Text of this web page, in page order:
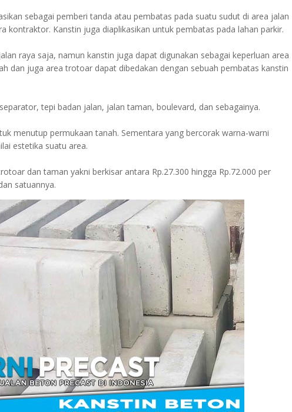
sebagai pemberi tanda atau pembatas pada suatu sudut di area jalan
kontraktor. Kanstin juga diaplikasikan untuk pembatas pada lahan parkir.
raya saja, namun kanstin juga dapat digunakan sebagai keperluan area
dan juga area trotoar dapat dibedakan dengan sebuah pembatas kanstin
tepi badan jalan, jalan taman, boulevard, dan sebagainya.
menutup permukaan tanah. Sementara yang bercorak warna-warni
estetika suatu area.
dan taman yakni berkisar antara Rp.27.300 hingga Rp.72.000 per
satuannya.